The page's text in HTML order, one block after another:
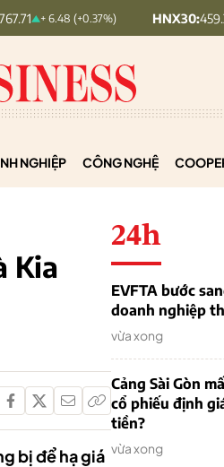
+ 6.48 (+0.37%) HNX30: 459.22 + 5.73
NGHIỆP CÔNG NGHỆ
Kia
bị để hạ giá
24h
EVFTA bước
doanh nghiệp
vừa xong
Cảng Sài Gòn
cổ phiếu định
tiền?
vừa xong